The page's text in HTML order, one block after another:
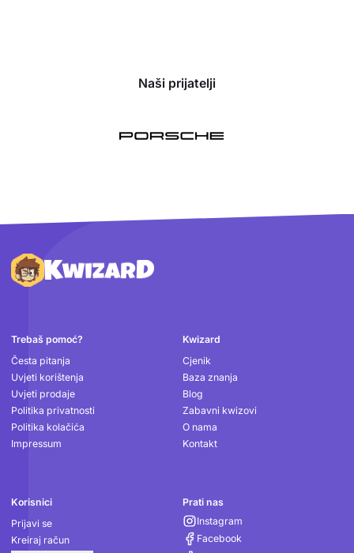
Naši prijatelji
Podnožje
Trebaš pomoć?
Česta pitanja
Uvjeti korištenja
Uvjeti prodaje
Politika privatnosti
Politika kolačića
Impressum
Kwizard
Cjenik
Baza znanja
Blog
Zabavni kwizovi
O nama
Kontakt
Korisnici
Prijavi se
Kreiraj račun
Prati nas
Instagram
Facebook